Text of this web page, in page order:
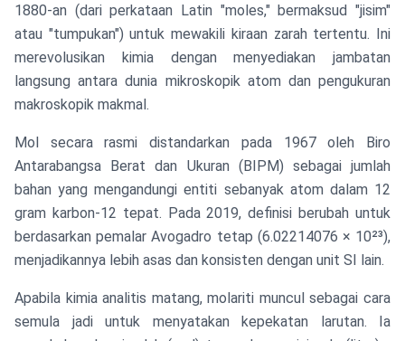
1880-an (dari perkataan Latin "moles," bermaksud "jisim"
atau "tumpukan") untuk mewakili kiraan zarah tertentu. Ini
merevolusikan kimia dengan menyediakan jambatan
langsung antara dunia mikroskopik atom dan pengukuran
makroskopik makmal.
Mol secara rasmi distandarkan pada 1967 oleh Biro
Antarabangsa Berat dan Ukuran (BIPM) sebagai jumlah
bahan yang mengandungi entiti sebanyak atom dalam 12
gram karbon-12 tepat. Pada 2019, definisi berubah untuk
berdasarkan pemalar Avogadro tetap (6.02214076 × 10²³),
menjadikannya lebih asas dan konsisten dengan unit SI lain.
Apabila kimia analitis matang, molariti muncul sebagai cara
semula jadi untuk menyatakan kepekatan larutan. Ia